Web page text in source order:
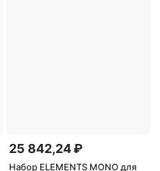
25 842,24 ₽
Набор ELEMENTS MONO для